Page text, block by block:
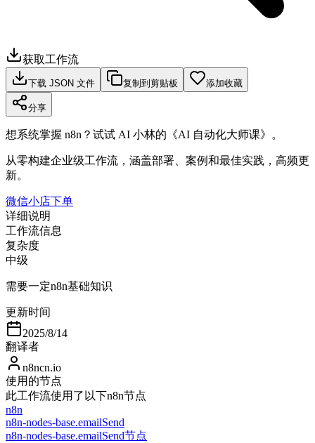
获取工作流
下载 JSON 文件 复制到剪贴板 添加收藏
分享
想系统掌握 n8n？试试 AI 小林的《AI 自动化大师课》。
从零构建企业级工作流，涵盖部署、案例和最佳实践，高频更
新。
微信小店下单
详细说明
工作流信息
复杂度
中级
需要一定n8n基础知识
更新时间
2025/8/14
翻译者
n8ncn.io
使用的节点
此工作流使用了以下n8n节点
n8n
n8n-nodes-base.emailSend
n8n-nodes-base.emailSend节点